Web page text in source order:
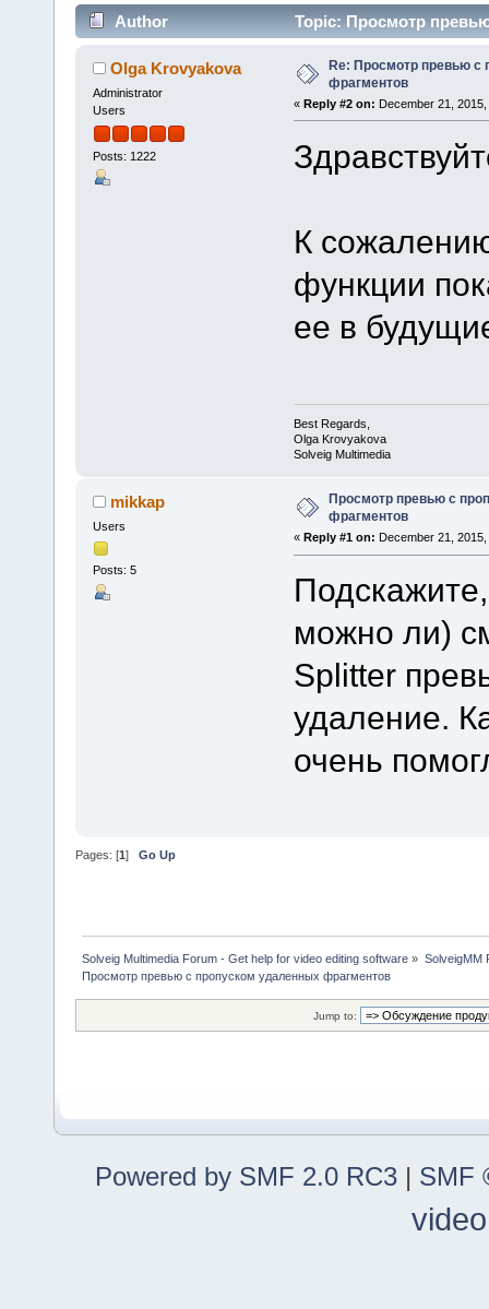
Author Topic: Просмотр
Olga Krovyakova
Administrator
Users
Posts: 1222
Re: Просмотр превью с
фрагментов
« Reply #2 on: December 21,
К
функции
ее в
Best Regards,
Olga Krovyakova
Solveig Multimedia
mikkap
Users
Posts: 5
Просмотр превью с
фрагментов
« Reply #1 on: December 21,
можно ли)
Splitter
удаление.
очень
Pages: [1] Go Up
Solveig Multimedia Forum - Get help for video editing software » SolveigMM
Просмотр превью с пропуском удаленных фрагментов
Jump to:
Powered by SMF 2.0 RC3 | SMF